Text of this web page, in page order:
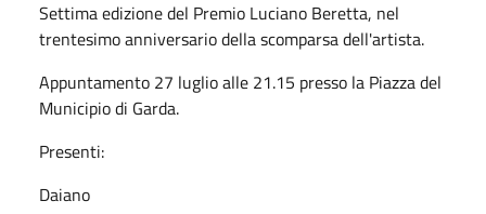
Settima edizione del Premio Luciano Beretta, nel
trentesimo anniversario della scomparsa dell'artista.
Appuntamento 27 luglio alle 21.15 presso la Piazza del
Municipio di Garda.
Presenti:
Daiano